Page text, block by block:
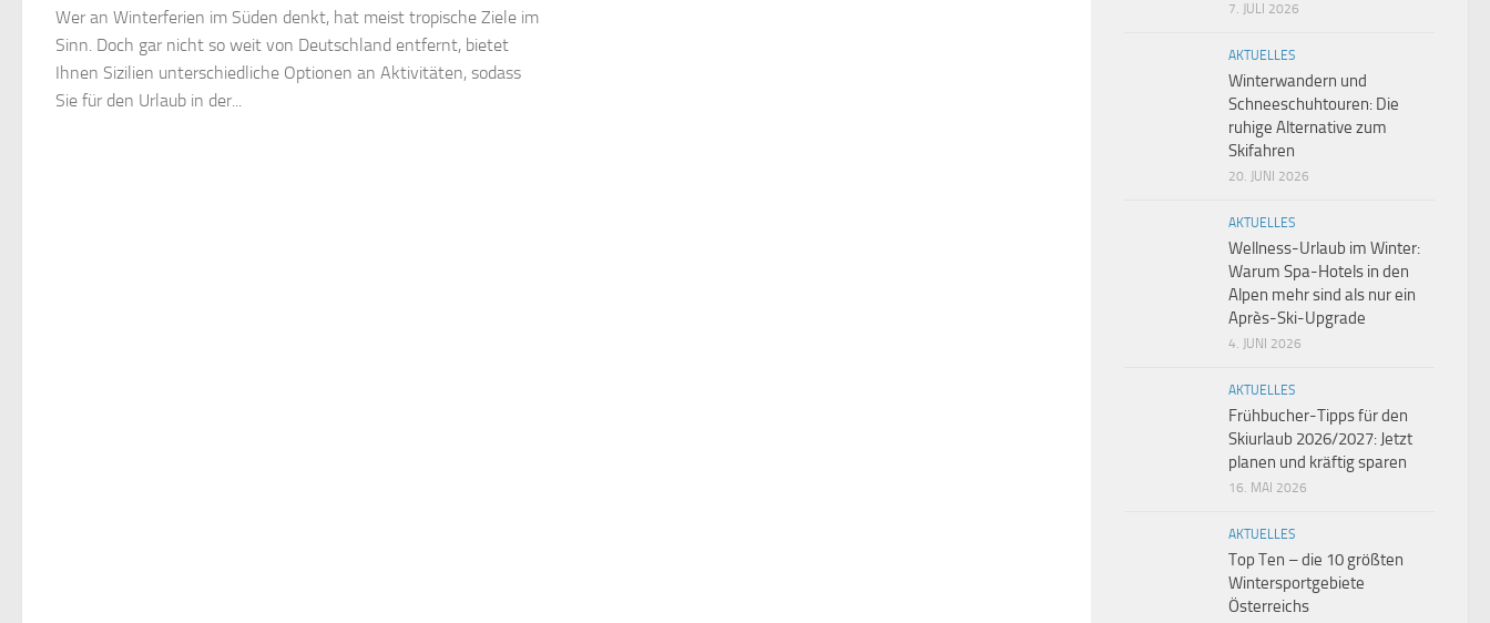
Wer an Winterferien im Süden denkt, hat meist tropische Ziele im
Sinn. Doch gar nicht so weit von Deutschland entfernt, bietet
Ihnen Sizilien unterschiedliche Optionen an Aktivitäten, sodass
Sie für den Urlaub in der...
7. JULI 2026
AKTUELLES
Winterwandern und
Schneeschuhtouren: Die
ruhige Alternative zum
Skifahren
20. JUNI 2026
AKTUELLES
Wellness-Urlaub im Winter:
Warum Spa-Hotels in den
Alpen mehr sind als nur ein
Après-Ski-Upgrade
4. JUNI 2026
AKTUELLES
Frühbucher-Tipps für den
Skiurlaub 2026/2027: Jetzt
planen und kräftig sparen
16. MAI 2026
AKTUELLES
Top Ten – die 10 größten
Wintersportgebiete
Österreichs